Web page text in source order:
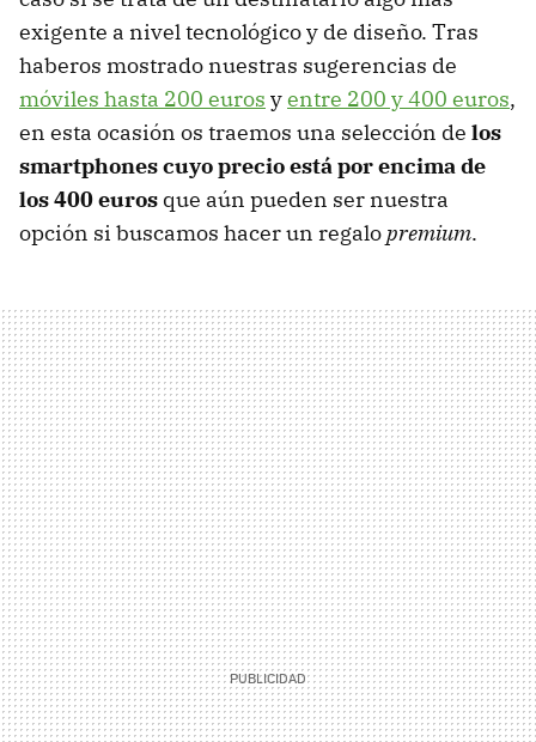
exigente a nivel tecnológico y de diseño. Tras
haberos mostrado nuestras sugerencias de
móviles hasta 200 euros yentre 200 y 400 euros,
en esta ocasión os traemos una selección de los
smartphones cuyo precio está por encima de
los 400 euros que aún pueden ser nuestra
opción si buscamos hacer un regalopremium.